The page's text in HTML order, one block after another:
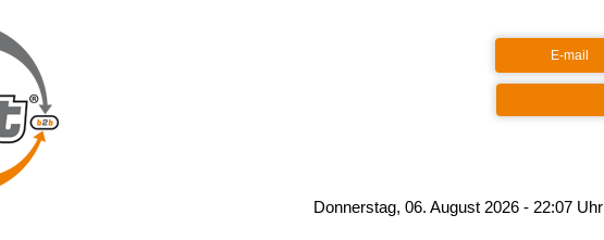
Donnerstag, 06. August 2026 - 22:07 Uhr